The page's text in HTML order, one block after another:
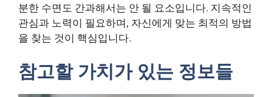
분한 수면도 간과해서는 안 될 요소입니다. 지속적인
관심과 노력이 필요하며, 자신에게 맞는 최적의 방법
을 찾는 것이 핵심입니다.
참고할 가치가 있는 정보들